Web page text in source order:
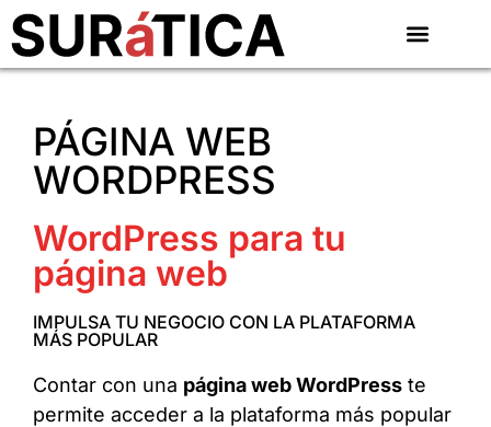
PÁGINA WEB
WORDPRESS
WordPress para tu
página web
IMPULSA TU NEGOCIO CON LA PLATAFORMA
MÁS POPULAR
Contar con una página web WordPress te
permite acceder a la plataforma más popular